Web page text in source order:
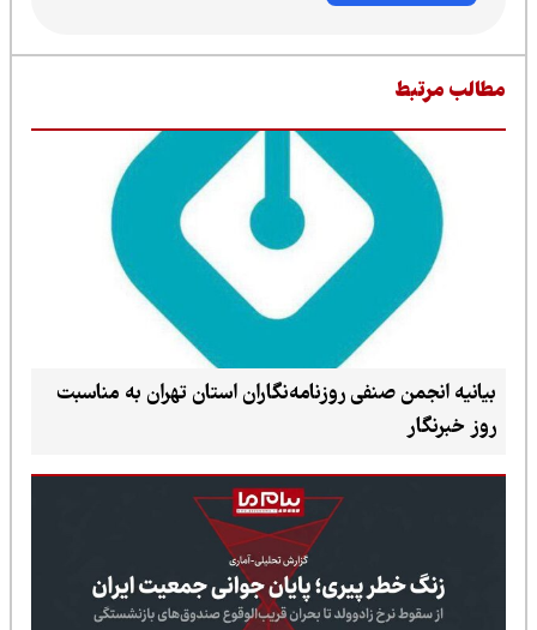
مرتبط
بیانیه انجمن صنفی روزنامه‌نگاران استان تهران به مناسبت
روز خبرنگار